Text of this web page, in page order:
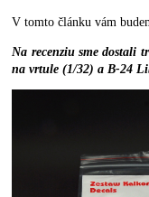
V tomto článku vám
Na recenziu sme dostali
na vrtule (1/32) a B-24